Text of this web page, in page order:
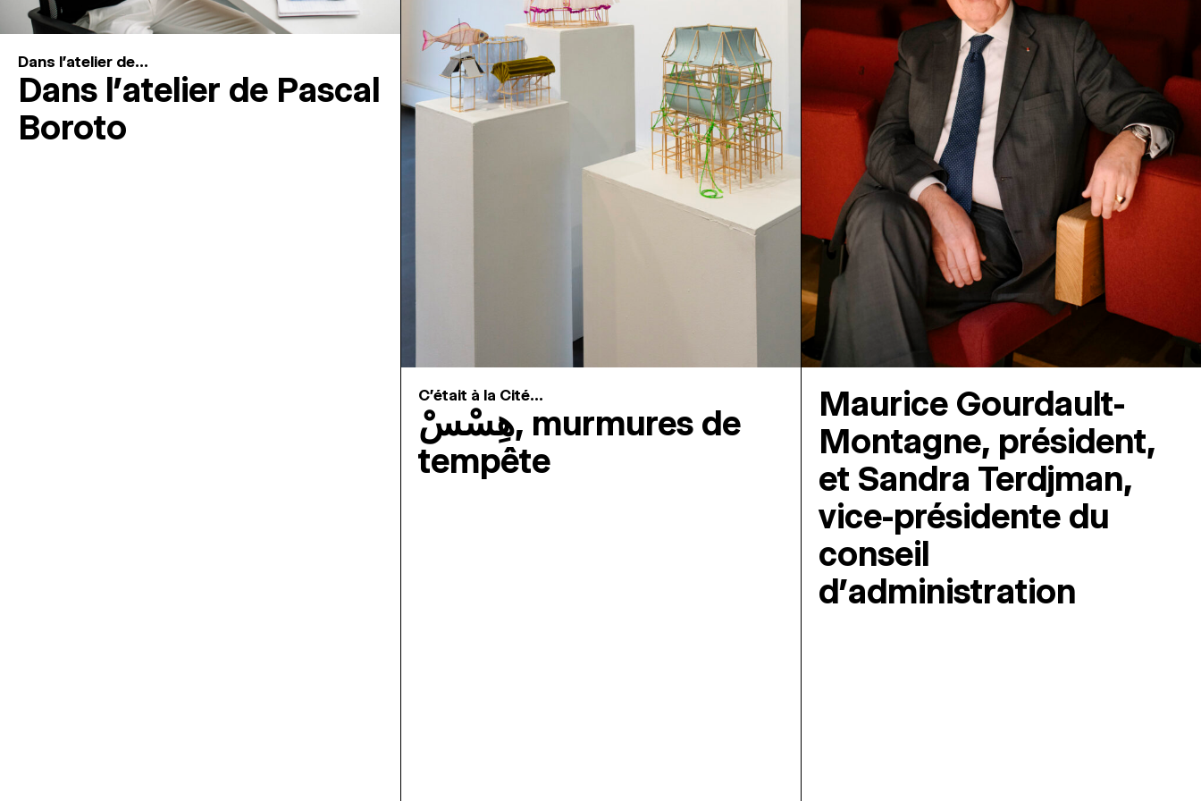
Dans l'atelier de...
Dans l’atelier de Pascal
Boroto
C'était à la Cité...
هِسْسْ, murmures de
tempête
Maurice Gourdault-
Montagne, président,
et Sandra Terdjman,
vice-présidente du
conseil
d’administration